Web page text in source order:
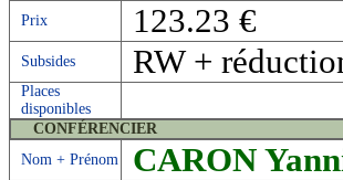
Prix 123.23 €
Subsides RW +
Places
disponibles
CONFÉRENCIER
Nom + Prénom
CARON